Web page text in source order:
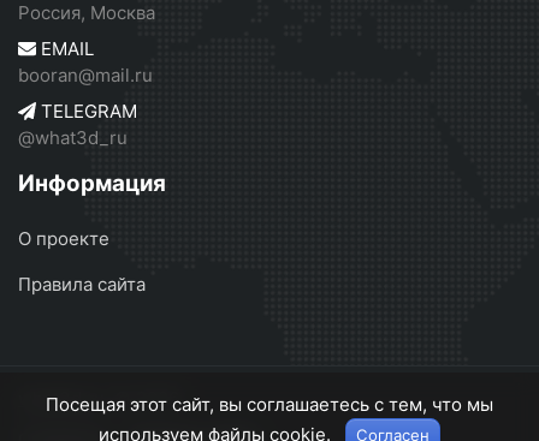
Россия, Москва
EMAIL
booran@mail.ru
TELEGRAM
@what3d_ru
Информация
О проекте
Правила сайта
what3d.ru © 2026
Посещая этот сайт, вы соглашаетесь с тем, что мы
используем файлы cookie.
Согласен